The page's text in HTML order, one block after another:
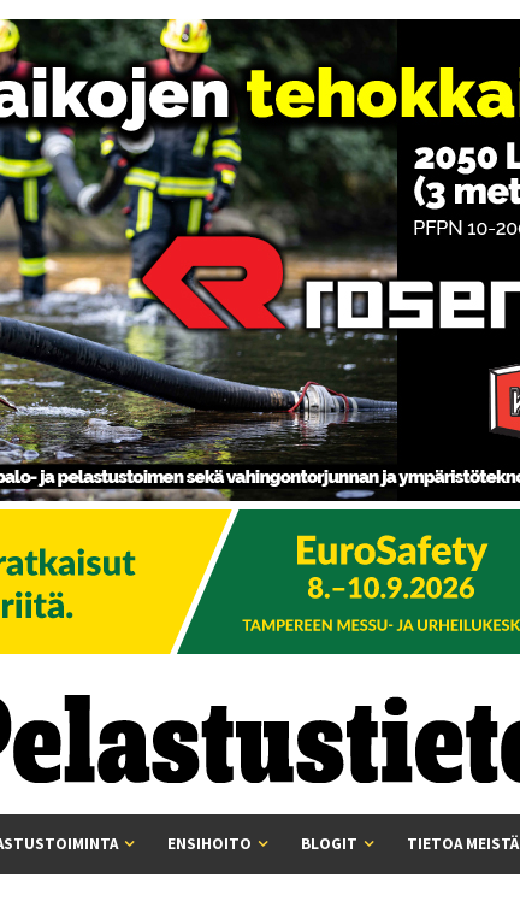
ENSIHOITO BLOGIT TIETOA MEISTÄ